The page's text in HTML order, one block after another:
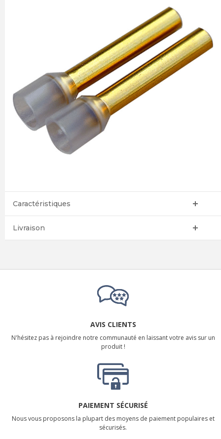
Caractéristiques
Livraison
AVIS CLIENTS
N'hésitez pas à rejoindre notre communauté en laissant votre avis sur un
produit !
PAIEMENT SÉCURISÉ
Nous vous proposons la plupart des moyens de paiement populaires et
sécurisés.